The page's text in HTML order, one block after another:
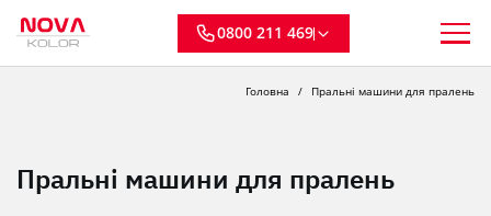
0800 211 469
Головна Пральні машини для пралень
Пральні машини для пралень